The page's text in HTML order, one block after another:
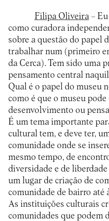
Filipa Oliveira– Eu
como curadora
sobre a questão do papel
trabalhar num (primeiro
da Cerca). Tem sido uma
pensamento central
Qual é o papel do museu
como é que o museu
desenvolvimento ou
É um tema importante
cultural tem, e deve ter,
comunidade onde se
mesmo tempo, de
diversidade e de
um lugar de criação de
comunidade de bairro até
As instituições culturais
comunidades que podem